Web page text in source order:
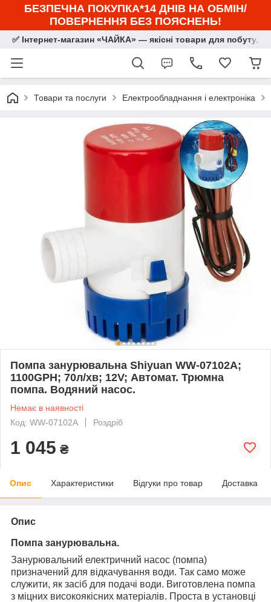
БЕЗПЕЧНА ПОКУПКА*14 ДНІВ НА ОБМІН/
ПОВЕРНЕННЯ БЕЗ ПОЯСНЕНЬ!
✅ Інтернет-магазин «ЧАЙКА» — якісні товари для побуту,
Товари та послуги Електрообладнання і електроніка
Помпа занурювальна Shiyuan WW-07102A;
1100GPH; 70л/хв; 12V; Автомат. Трюмна
помпа. Водяний насос.
Немає в наявності
Код: WW-07102A
Роздріб
1 045 ₴
Опис Характеристики Відгуки про товар Доставка
Опис
Помпа занурювальна.
Занурювальний електричний насос (помпа)
призначений для відкачування води. Так само може
служити, як засіб для подачі води. Виготовлена помпа
з міцних високоякісних матеріалів. Проста в установці